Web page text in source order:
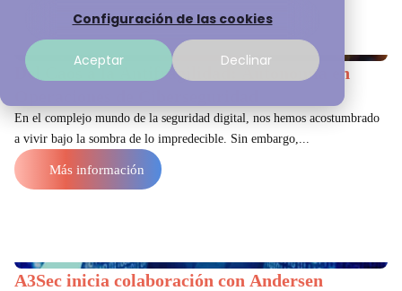
Configuración de las cookies
Aceptar Declinar
Del Caos a la Antifragilidad: Autonomía en
En el complejo mundo de la seguridad digital, nos hemos acostumbrado
a vivir bajo la sombra de lo impredecible. Sin embargo,...
Más información
A3Sec inicia colaboración con Andersen